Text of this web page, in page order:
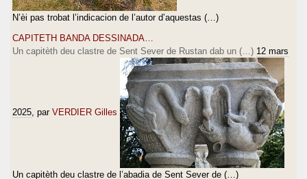
N’èi pas trobat l’indicacion de l’autor d’aquestas (…)
CAPITETH BANDA DESSINADA…
Un capitèth deu clastre de Sent Sever de Rustan dab un (…) 12 mars
2025 , par VERDIER Gilles
Un capitèth deu clastre de l’abadia de Sent Sever de (…)